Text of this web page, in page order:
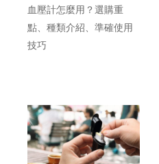
血壓計怎麼用？選購重
點、種類介紹、準確使用
技巧